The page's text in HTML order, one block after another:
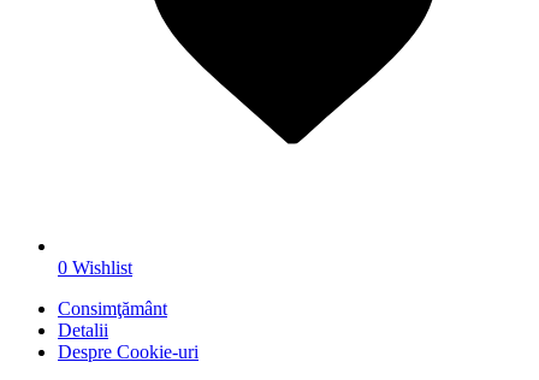
0 Wishlist
Consimţământ
Detalii
Despre Cookie-uri